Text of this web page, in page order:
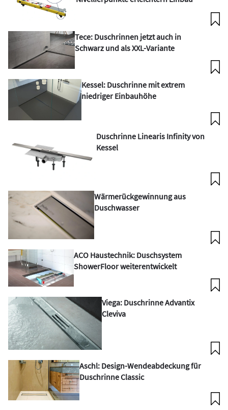
Tece: Duschrinnen jetzt auch in
Schwarz und als XXL-Variante
Kessel: Duschrinne mit extrem
niedriger Einbauhöhe
Duschrinne Linearis Infinity von
Kessel
Wärmerückgewinnung aus
Duschwasser
ACO Haustechnik: Duschsystem
ShowerFloor weiterentwickelt
Viega: Duschrinne Advantix
Cleviva
Aschl: Design-Wendeabdeckung für
Duschrinne Classic